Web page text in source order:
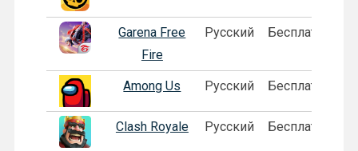
Garena Free
Fire
Русский Бесплатная
Among Us Русский Бесплатная
Clash Royale Русский Бесплатная